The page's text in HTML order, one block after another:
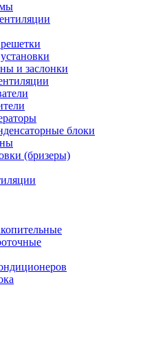
и заслонки
блоки
(бризеры)